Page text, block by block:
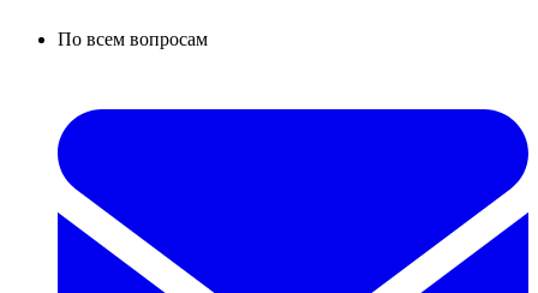
По всем вопросам